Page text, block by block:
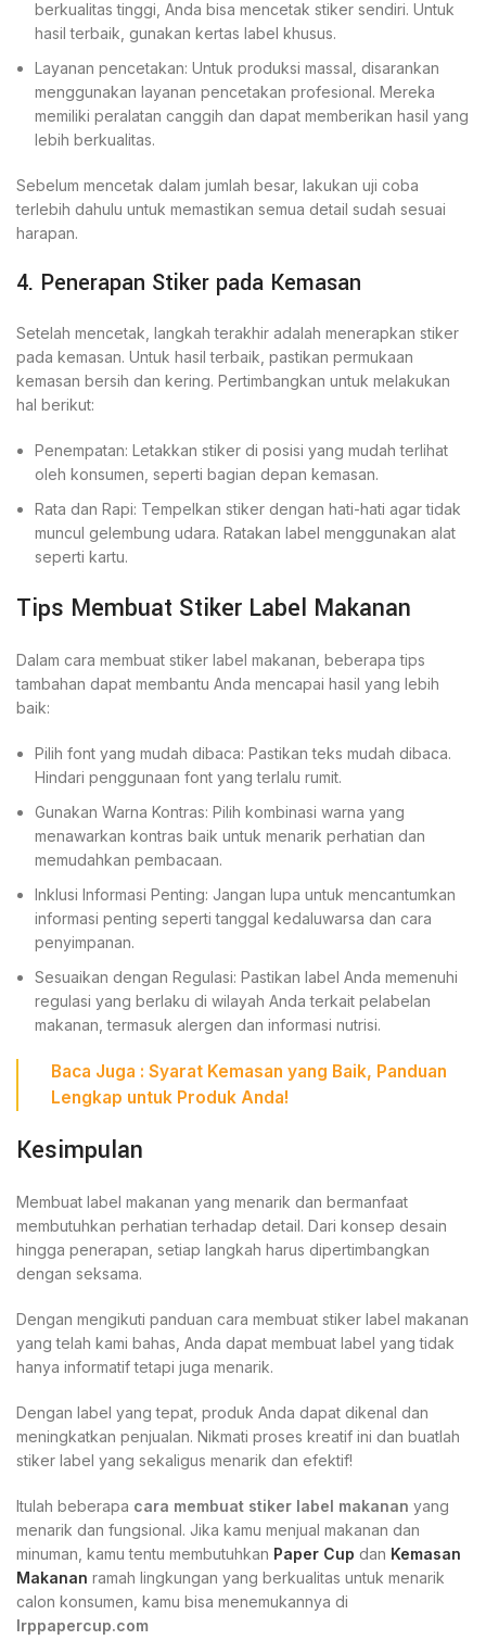
berkualitas tinggi, Anda bisa mencetak stiker sendiri. Untuk
hasil terbaik, gunakan kertas label khusus.
Layanan pencetakan: Untuk produksi massal, disarankan
menggunakan layanan pencetakan profesional. Mereka
memiliki peralatan canggih dan dapat memberikan hasil yang
lebih berkualitas.
Sebelum mencetak dalam jumlah besar, lakukan uji coba
terlebih dahulu untuk memastikan semua detail sudah sesuai
harapan.
4. Penerapan Stiker pada Kemasan
Setelah mencetak, langkah terakhir adalah menerapkan stiker
pada kemasan. Untuk hasil terbaik, pastikan permukaan
kemasan bersih dan kering. Pertimbangkan untuk melakukan
hal berikut:
Penempatan: Letakkan stiker di posisi yang mudah terlihat
oleh konsumen, seperti bagian depan kemasan.
Rata dan Rapi: Tempelkan stiker dengan hati-hati agar tidak
muncul gelembung udara. Ratakan label menggunakan alat
seperti kartu.
Tips Membuat Stiker Label Makanan
Dalam cara membuat stiker label makanan, beberapa tips
tambahan dapat membantu Anda mencapai hasil yang lebih
baik:
Pilih font yang mudah dibaca: Pastikan teks mudah dibaca.
Hindari penggunaan font yang terlalu rumit.
Gunakan Warna Kontras: Pilih kombinasi warna yang
menawarkan kontras baik untuk menarik perhatian dan
memudahkan pembacaan.
Inklusi Informasi Penting: Jangan lupa untuk mencantumkan
informasi penting seperti tanggal kedaluwarsa dan cara
penyimpanan.
Sesuaikan dengan Regulasi: Pastikan label Anda memenuhi
regulasi yang berlaku di wilayah Anda terkait pelabelan
makanan, termasuk alergen dan informasi nutrisi.
Baca Juga : Syarat Kemasan yang Baik, Panduan
Lengkap untuk Produk Anda!
Kesimpulan
Membuat label makanan yang menarik dan bermanfaat
membutuhkan perhatian terhadap detail. Dari konsep desain
hingga penerapan, setiap langkah harus dipertimbangkan
dengan seksama.
Dengan mengikuti panduan cara membuat stiker label makanan
yang telah kami bahas, Anda dapat membuat label yang tidak
hanya informatif tetapi juga menarik.
Dengan label yang tepat, produk Anda dapat dikenal dan
meningkatkan penjualan. Nikmati proses kreatif ini dan buatlah
stiker label yang sekaligus menarik dan efektif!
Itulah beberapa cara membuat stiker label makanan yang
menarik dan fungsional. Jika kamu menjual makanan dan
minuman, kamu tentu membutuhkan Paper Cup dan Kemasan
Makanan ramah lingkungan yang berkualitas untuk menarik
calon konsumen, kamu bisa menemukannya di
Irppapercup.com